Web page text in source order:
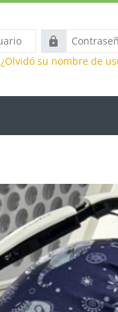
Contraseña
¿Olvidó su nombre de